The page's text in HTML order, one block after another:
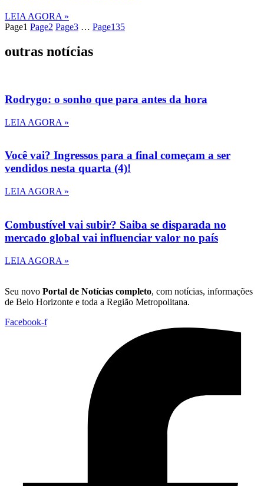
LEIA AGORA »
Page1 Page2 Page3 … Page135
outras notícias
Rodrygo: o sonho que para antes da hora
LEIA AGORA »
Você vai? Ingressos para a final começam a ser
vendidos nesta quarta (4)!
LEIA AGORA »
Combustível vai subir? Saiba se disparada no
mercado global vai influenciar valor no país
LEIA AGORA »
Seu novo Portal de Notícias completo, com notícias, informações
de Belo Horizonte e toda a Região Metropolitana.
Facebook-f